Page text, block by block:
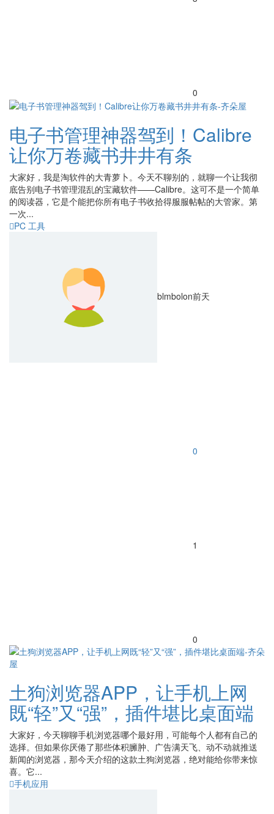
0
电子书管理神器驾到！Calibre
让你万卷藏书井井有条
大家好，我是淘软件的大青萝卜。今天不聊别的，就聊一个让我彻
底告别电子书管理混乱的宝藏软件——Calibre。这可不是一个简单
的阅读器，它是个能把你所有电子书收拾得服服帖帖的大管家。第
一次...
PC 工具
blmbolon前天
0
1
0
土狗浏览器APP，让手机上网
既“轻”又“强”，插件堪比桌面端
大家好，今天聊聊手机浏览器哪个最好用，可能每个人都有自己的
选择。但如果你厌倦了那些体积臃肿、广告满天飞、动不动就推送
新闻的浏览器，那今天介绍的这款土狗浏览器，绝对能给你带来惊
喜。它...
手机应用